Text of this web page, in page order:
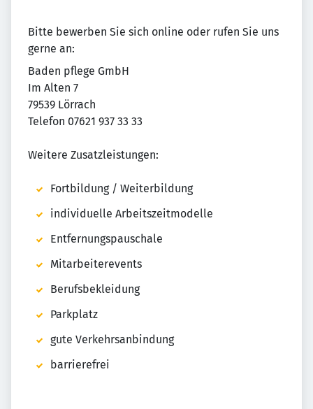
Bitte bewerben Sie sich online oder rufen Sie uns
gerne an:
Baden pflege GmbH
Im Alten 7
79539 Lörrach
Telefon 07621 937 33 33
Weitere Zusatzleistungen:
Fortbildung / Weiterbildung
individuelle Arbeitszeitmodelle
Entfernungspauschale
Mitarbeiterevents
Berufsbekleidung
Parkplatz
gute Verkehrsanbindung
barrierefrei